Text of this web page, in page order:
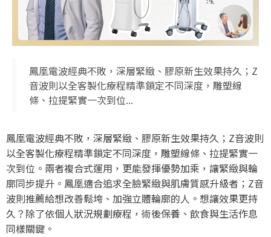
鳳凰電波經典不敗，深層緊緻、膠原新生效果持久；Z
音波則以全客製化療程精準鎖定不同深度，雕塑線
條、拉提緊實一次到位...
鳳凰電波經典不敗，深層緊緻、膠原新生效果持久；Z音波則
以全客製化療程精準鎖定不同深度，雕塑線條、拉提緊實一
次到位。兩者複合式運用，更能發揮優勢加乘，讓緊緻與輪
廓同步提升。鳳凰適合追求全臉緊緻與肌膚質感升級者；Z音
波則推薦給想改善鬆垮、加強立體輪廓的人。想讓效果更持
久？除了依個人狀況規劃療程，術後保養、飲食與生活作息
同樣關鍵。